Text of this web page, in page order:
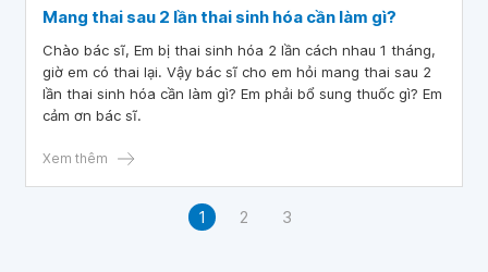
Mang thai sau 2 lần thai sinh hóa cần làm gì?
Chào bác sĩ, Em bị thai sinh hóa 2 lần cách nhau 1 tháng,
giờ em có thai lại. Vậy bác sĩ cho em hỏi mang thai sau 2
lần thai sinh hóa cần làm gì? Em phải bổ sung thuốc gì? Em
cảm ơn bác sĩ.
Xem thêm
1 2 3